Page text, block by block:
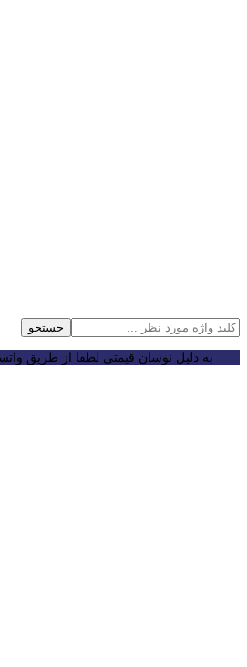
جستجو
به دلیل نوسان قیمتی لطفا از طریق